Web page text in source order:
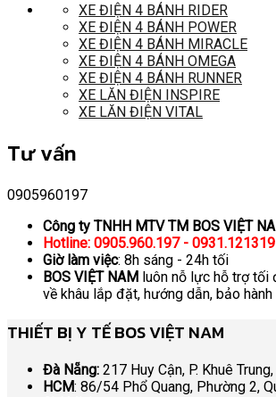
XE ĐIỆN 4 BÁNH RIDER
XE ĐIỆN 4 BÁNH POWER
XE ĐIỆN 4 BÁNH MIRACLE
XE ĐIỆN 4 BÁNH OMEGA
XE ĐIỆN 4 BÁNH RUNNER
XE LĂN ĐIỆN INSPIRE
XE LĂN ĐIỆN VITAL
Tư vấn
0905960197
Công ty TNHH MTV TM BOS VIỆT
Hotline: 0905.960.197 - 0931.121319
Giờ làm việc: 8h sáng - 24h tối
BOS VIỆT NAM luôn nỗ lực hỗ trợ
về khâu lắp đặt, hướng dẫn, bảo
THIẾT BỊ Y TẾ BOS VIỆT NAM
Đà Nẵng: 217 Huy Cận, P. Khuê
HCM: 86/54 Phổ Quang, Phường 2,